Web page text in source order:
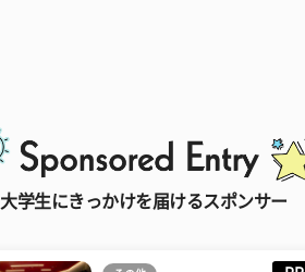
大学生にきっかけを届けるスポンサー